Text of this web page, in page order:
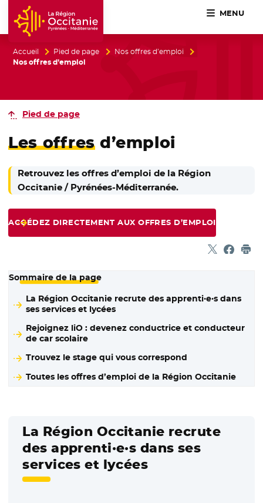
Accueil Région Occitanie / Pyrénées-Méditerranée
MENU
Accueil Pied de page
Nos offres d’emploi
Nos offres d’emploi
Pied de page
Les offresd’emploi
Retrouvez les offres d’emploi de la Région
Occitanie / Pyrénées-Méditerranée.
ACCÉDEZ DIRECTEMENT AUX OFFRES D’EMPLOI
Partager
- Nouvelle
-
Sommaire de la page
La Région Occitanie recrute des apprenti·e·s dans
ses services et lycées
Rejoignez liO : devenez conductrice et conducteur
de car scolaire
Trouvez le stage qui vous correspond
Toutes les offres d’emploi de la Région Occitanie
La Région Occitanie recrute
des apprenti·e·s dans ses
services et lycées